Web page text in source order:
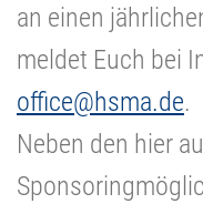
an einen
meldet Euch bei
office@hsma.de.
Neben den hier